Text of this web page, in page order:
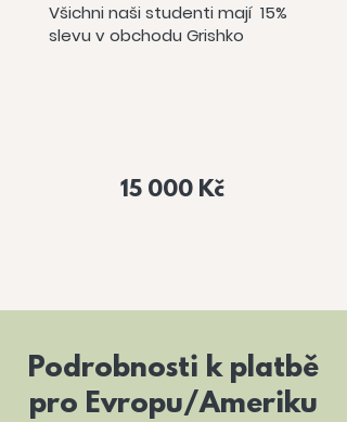
Všichni naši studenti mají 15%
slevu v obchodu Grishko
15 000 Kč
Podrobnosti k platbě
pro Evropu/Ameriku